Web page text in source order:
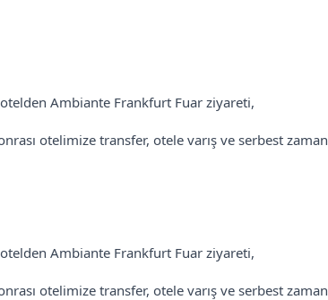
otelden Ambiante Frankfurt Fuar ziyareti,
otelimize transfer, otele varış ve serbest zaman
otelden Ambiante Frankfurt Fuar ziyareti,
otelimize transfer, otele varış ve serbest zaman